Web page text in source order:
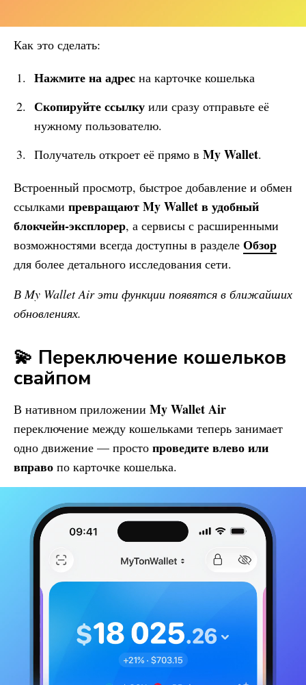
Как это сделать:
Нажмите на адрес на карточке кошелька
Скопируйте ссылку или сразу отправьте её
нужному пользователю.
Получатель откроет её прямо в My Wallet.
Встроенный просмотр, быстрое добавление и обмен
ссылками превращаютMy Walletв удобный
блокчейн-эксплорер, а сервисы с расширенными
возможностями всегда доступны в разделе Обзор
для более детального исследования сети.
ВMy WalletAir эти функции появятся в ближайших
обновлениях.
💫 Переключение кошельков
свайпом
В нативном приложении My WalletAir
переключение между кошельками теперь занимает
одно движение — просто проведите влево или
вправо по карточке кошелька.